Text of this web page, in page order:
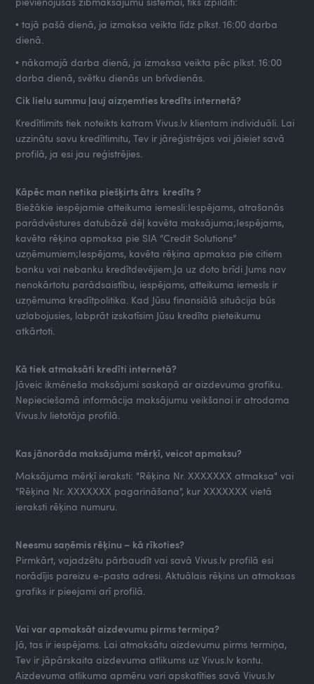
• tajā pašā dienā, ja izmaksa veikta līdz plkst. 16:00 darba
dienā.
• nākamajā darba dienā, ja izmaksa veikta pēc plkst. 16:00
darba dienā, svētku dienās un brīvdienās.
Cik lielu summu ļauj aizņemties kredīts internetā?
Kredītlimits tiek noteikts katram Vivus.lv klientam individuāli. Lai
uzzinātu savu kredītlimitu, Tev ir jāreģistrējas vai jāieiet savā
profilā, ja esi jau reģistrējies.
Kāpēc man netika piešķirts ātrs kredīts ?
Biežākie iespējamie atteikuma iemesli:Iespējams, atrašanās
parādvēstures datubāzē dēļ kavēta maksājuma;Iespējams,
kavēta rēķina apmaksa pie SIA “Credit Solutions”
uzņēmumiem;Iespējams, kavēta rēķina apmaksa pie citiem
banku vai nebanku kredītdevējiem.Ja uz doto brīdi Jums nav
nenokārtotu parādsaistību, iespējams, atteikuma iemesls ir
uzņēmuma kredītpolitika. Kad Jūsu finansiālā situācija būs
uzlabojusies, labprāt izskatīsim Jūsu kredīta pieteikumu
atkārtoti.
Kā tiek atmaksāti kredīti internetā?
Jāveic ikmēneša maksājumi saskaņā ar aizdevuma grafiku.
Nepieciešamā informācija maksājumu veikšanai ir atrodama
Vivus.lv lietotāja profilā.
Kas jānorāda maksājuma mērķī, veicot apmaksu?
Maksājuma mērķī ieraksti: "Rēķina Nr. XXXXXXX atmaksa" vai
"Rēķina Nr. XXXXXXX pagarināšana", kur XXXXXXX vietā
ieraksti rēķina numuru.
Neesmu saņēmis rēķinu – kā rīkoties?
Pirmkārt, vajadzētu pārbaudīt vai savā Vivus.lv profilā esi
norādījis pareizu e-pasta adresi. Aktuālais rēķins un atmaksas
grafiks ir pieejami arī profilā.
Vai var apmaksāt aizdevumu pirms termiņa?
Jā, tas ir iespējams. Lai atmaksātu aizdevumu pirms termiņa,
Tev ir jāpārskaita aizdevuma atlikums uz Vivus.lv kontu.
Aizdevuma atlikuma apmēru vari apskatīties savā Vivus.lv